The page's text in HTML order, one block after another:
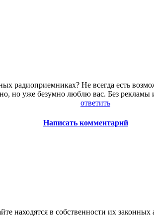
радиоприемниках? Не всегда есть
но уже безумно люблю вас. Без рекламы
ответить
Написать комментарий
находятся в собственности их законных